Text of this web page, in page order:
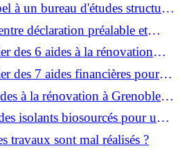
à un bureau d'études structure
de vos rénovations ?
déclaration préalable et
pour vos travaux ?
des 6 aides à la rénovation
?
des 7 aides financières pour la
à Voiron ?
à la rénovation à Grenoble et
CEE, aides locales
isolants biosourcés pour une
?
travaux sont mal réalisés ?